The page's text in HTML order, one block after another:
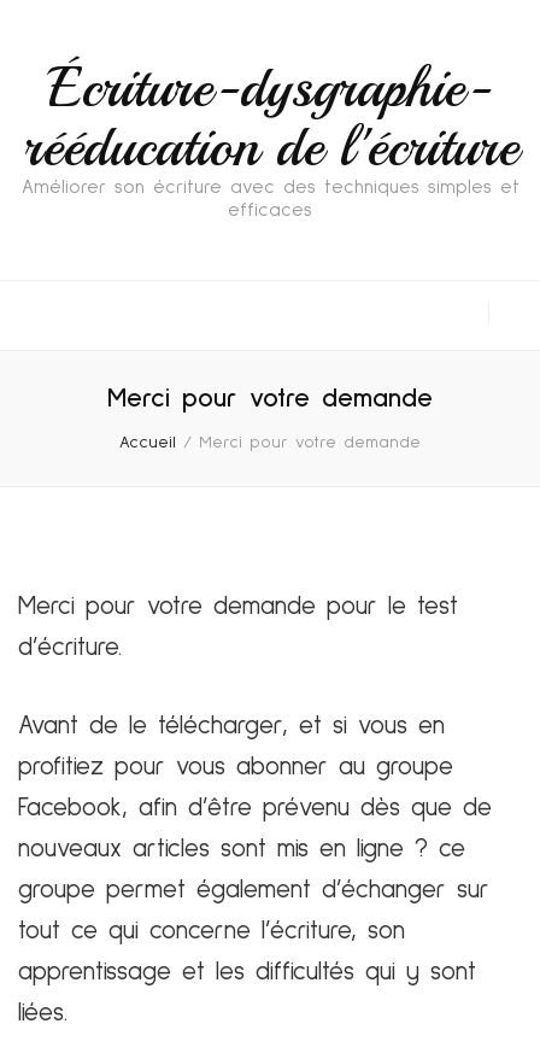
Écriture-dysgraphie-
rééducation de l'écriture
Améliorer son écriture avec des techniques simples et
efficaces
Merci pour votre demande
Accueil / Merci pour votre demande
Merci pour votre demande pour le test
d’écriture.
Avant de le télécharger, et si vous en
profitiez pour vous abonner au groupe
Facebook, afin d’être prévenu dès que de
nouveaux articles sont mis en ligne ? ce
groupe permet également d’échanger sur
tout ce qui concerne l’écriture, son
apprentissage et les difficultés qui y sont
liées.